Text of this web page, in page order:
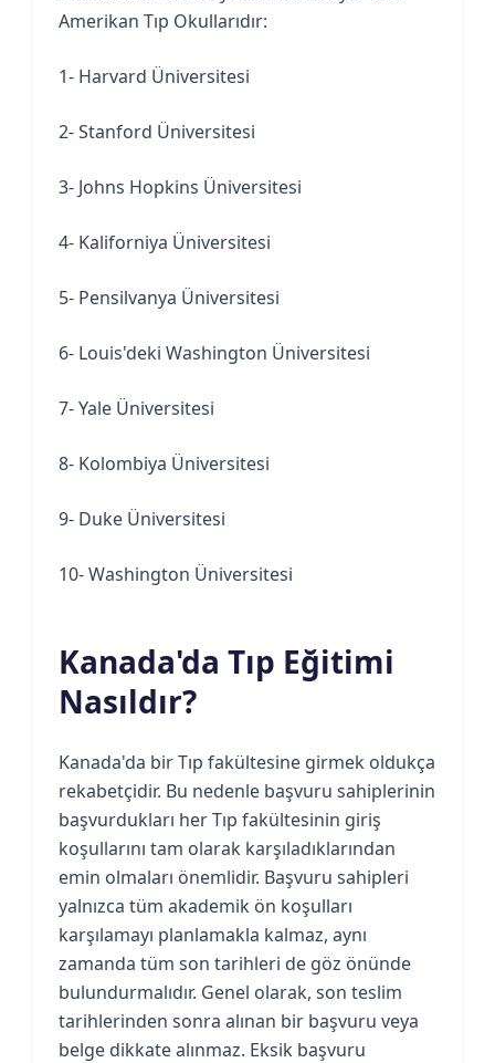
Amerikan Tıp Okullarıdır:
1- Harvard Üniversitesi
2- Stanford Üniversitesi
3- Johns Hopkins Üniversitesi
4- Kaliforniya Üniversitesi
5- Pensilvanya Üniversitesi
6- Louis'deki Washington Üniversitesi
7- Yale Üniversitesi
8- Kolombiya Üniversitesi
9- Duke Üniversitesi
10- Washington Üniversitesi
Kanada'da Tıp Eğitimi
Nasıldır?
Kanada'da bir Tıp fakültesine girmek oldukça
rekabetçidir. Bu nedenle başvuru sahiplerinin
başvurdukları her Tıp fakültesinin giriş
koşullarını tam olarak karşıladıklarından
emin olmaları önemlidir. Başvuru sahipleri
yalnızca tüm akademik ön koşulları
karşılamayı planlamakla kalmaz, aynı
zamanda tüm son tarihleri de göz önünde
bulundurmalıdır. Genel olarak, son teslim
tarihlerinden sonra alınan bir başvuru veya
belge dikkate alınmaz. Eksik başvuru